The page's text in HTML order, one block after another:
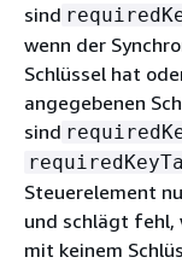
sind
wenn der
Schlüssel hat
angegebenen
sind
Steuerelement
und schlägt fehl,
mit keinem